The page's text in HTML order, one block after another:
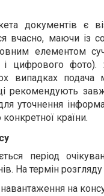
документів є
вчасно, маючи із
елементом
і цифрового
випадках
рекомендують
уточнення
країни.
період
На термін
на